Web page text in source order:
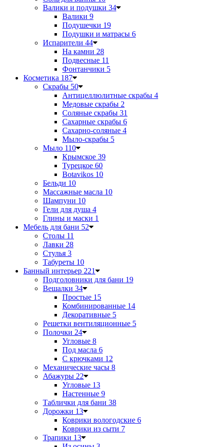
Валики и подушки 34
Валики 9
Подушечки 19
Подушки и матрасы 6
Испарители 44
На камни 28
Подвесные 11
Фонтанчики 5
Косметика 187
Скрабы 50
Антицеллюлитные скрабы 4
Медовые скрабы 2
Соляные скрабы 31
Сахарные скрабы 6
Сахарно-соляные 4
Мыло-скрабы 5
Мыло 110
Крымское 39
Турецкое 60
Botavikos 10
Бельди 10
Массажные масла 10
Шампуни 10
Гели для душа 4
Глины и маски 1
Мебель для бани 52
Столы 11
Лавки 28
Стулья 3
Табуреты 10
Банный интерьер 221
Подголовники для бани 19
Вешалки 34
Простые 15
Комбинированные 14
Декоративные 5
Решетки вентиляционные 5
Полочки 24
Угловые 8
Под масла 6
С крючками 12
Механические часы 8
Абажуры 22
Угловые 13
Настенные 9
Таблички для бани 38
Дорожки 13
Коврики вологодские 6
Коврики из сыти 7
Трапики 13